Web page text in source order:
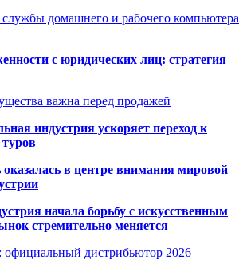
домашнего и рабочего компьютера
с юридических лиц: стратегия
важна перед продажей
индустрия ускоряет переход к
в центре внимания мировой
начала борьбу с искусственным
стремительно меняется
официальный дистрибьютор 2026